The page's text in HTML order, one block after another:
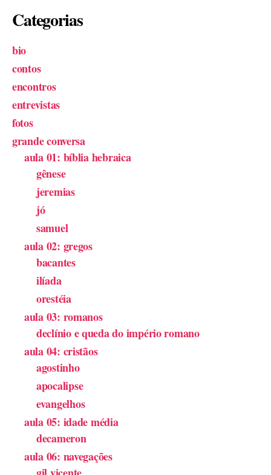
Categorias
bio
contos
encontros
entrevistas
fotos
grande conversa
aula 01: bíblia hebraica
gênese
jeremias
jó
samuel
aula 02: gregos
bacantes
ilíada
orestéia
aula 03: romanos
declínio e queda do império romano
aula 04: cristãos
agostinho
apocalipse
evangelhos
aula 05: idade média
decameron
aula 06: navegações